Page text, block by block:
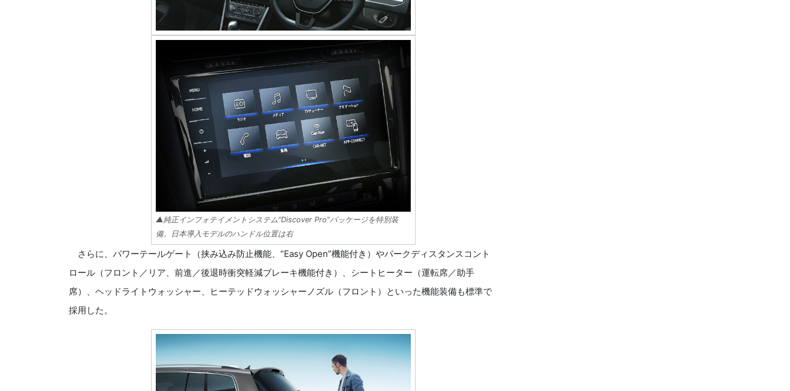
▲純正インフォテイメントシステム“Discover Pro”パッケージを特別装
備。日本導入モデルのハンドル位置は右
さらに、パワーテールゲート（挟み込み防止機能、“Easy Open”機能付き）やパークディスタンスコント
ロール（フロント／リア、前進／後退時衝突軽減ブレーキ機能付き）、シートヒーター（運転席／助手
席）、ヘッドライトウォッシャー、ヒーテッドウォッシャーノズル（フロント）といった機能装備も標準で
採用した。